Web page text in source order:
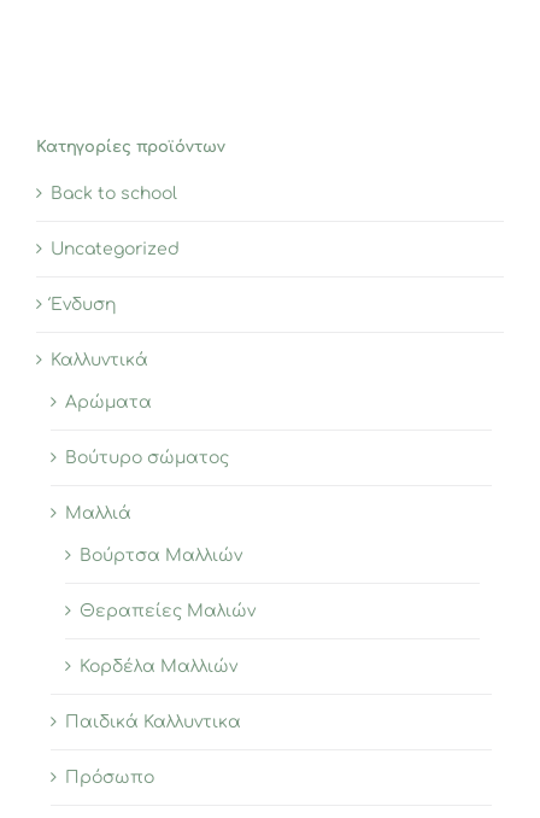
Κατηγορίες προϊόντων
Back to school
Uncategorized
Ένδυση
Καλλυντικά
Αρώματα
Βούτυρο σώματος
Μαλλιά
Βούρτσα Μαλλιών
Θεραπείες Μαλιών
Κορδέλα Μαλλιών
Παιδικά Καλλυντικα
Πρόσωπο